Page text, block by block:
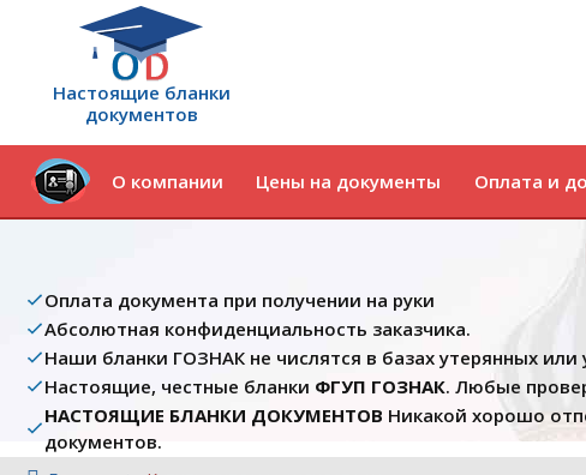
Настоящие бланки
документов
О компании Цены на документы Оплата и
Оплата документа при получении на руки
Абсолютная конфиденциальность заказчика.
Наши бланки ГОЗНАК не числятся в базах утерянных или
Настоящие, честные бланки ФГУП ГОЗНАК. Любые
НАСТОЯЩИЕ БЛАНКИ ДОКУМЕНТОВ Никакой хорошо
документов.